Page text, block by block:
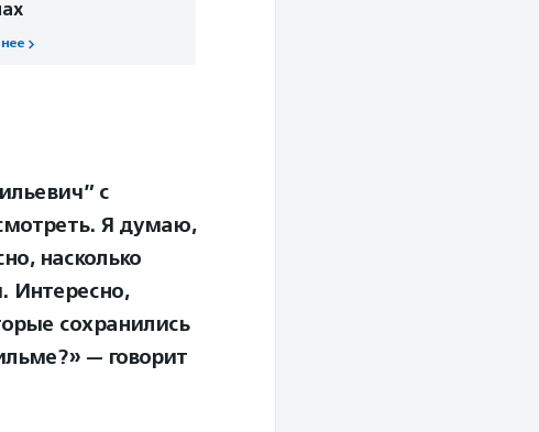
с
Я думаю,
насколько
Интересно,
сохранились
— говорит